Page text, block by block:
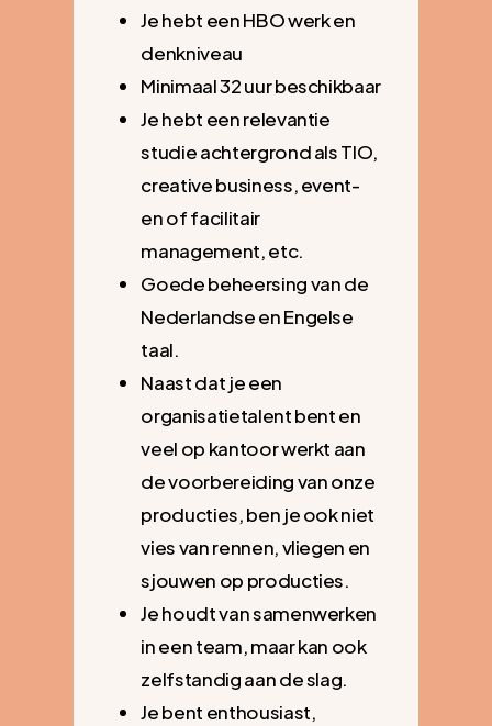
Je hebt een HBO werk en
denkniveau
Minimaal 32 uur beschikbaar
Je hebt een relevantie
studie achtergrond als TIO,
creative business, event-
en of facilitair
management, etc.
Goede beheersing van de
Nederlandse en Engelse
taal.
Naast dat je een
organisatietalent bent en
veel op kantoor werkt aan
de voorbereiding van onze
producties, ben je ook niet
vies van rennen, vliegen en
sjouwen op producties.
Je houdt van samenwerken
in een team, maar kan ook
zelfstandig aan de slag.
Je bent enthousiast,